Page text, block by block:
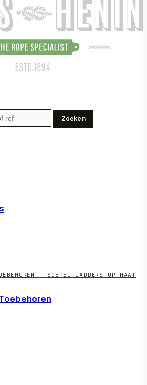
Zoeken
- SOEPEL LADDERS OP MAAT